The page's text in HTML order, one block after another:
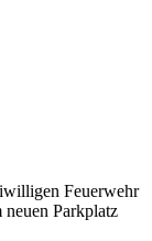
Feuerwehr
Parkplatz